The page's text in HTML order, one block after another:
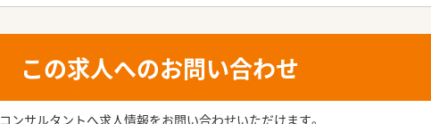
この求人へのお問い合わせ
コンサルタントへ求人情報をお問い合わせいただけます。